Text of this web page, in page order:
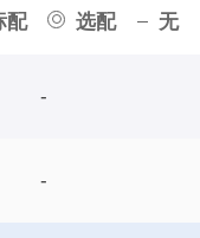
配 选配 无
-
-